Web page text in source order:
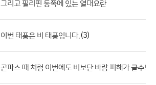
그리고 필리핀 동쪽에 있는 열대요란
이번 태풍은 비 태풍입니다. (3)
곤파스 때 처럼 이번에도 비보단 바람 피해가 클수도